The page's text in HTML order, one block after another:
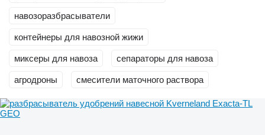
навозоразбрасыватели
контейнеры для навозной жижи
миксеры для навоза сепараторы для навоза
агродроны смесители маточного раствора